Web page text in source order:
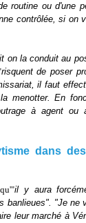
routine ou d'une
contrôlée, si on
on la conduit au
risquent de poser
il faut
menotter. En
à agent ou
dans
il y aura
banlieues". "Je ne
leur marché à